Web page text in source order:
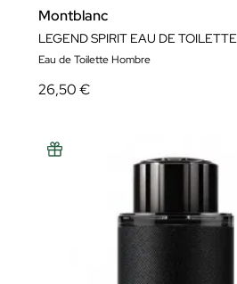
Montblanc
LEGEND SPIRIT EAU DE TOILETTE
Eau de Toilette Hombre
26,50 €